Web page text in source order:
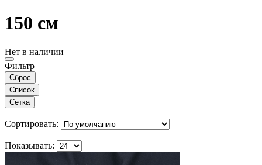
150 см
Нет в наличии
Фильтр
Сброс
Список
Сетка
Сортировать:
Показывать: